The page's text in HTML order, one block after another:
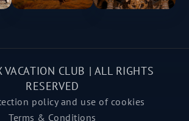
VACATION CLUB | ALL RIGHTS
RESERVED
policy and use of cookies
Terms & Conditions